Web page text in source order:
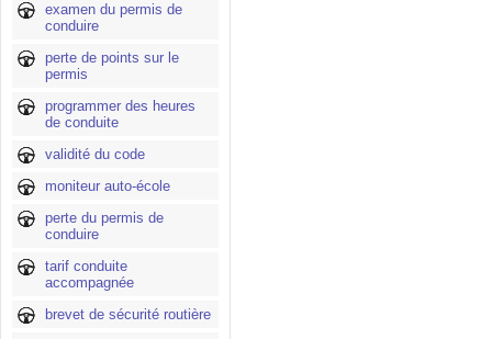
examen du permis de
conduire
perte de points sur le
permis
programmer des heures
de conduite
validité du code
moniteur auto-école
perte du permis de
conduire
tarif conduite
accompagnée
brevet de sécurité routière